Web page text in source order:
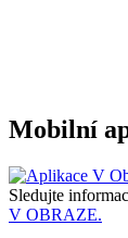
Mobilní
Sledujte
V OBRAZE.